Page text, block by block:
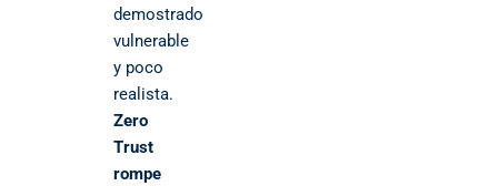
demostrado
vulnerable
y poco
realista.
Zero
Trust
rompe